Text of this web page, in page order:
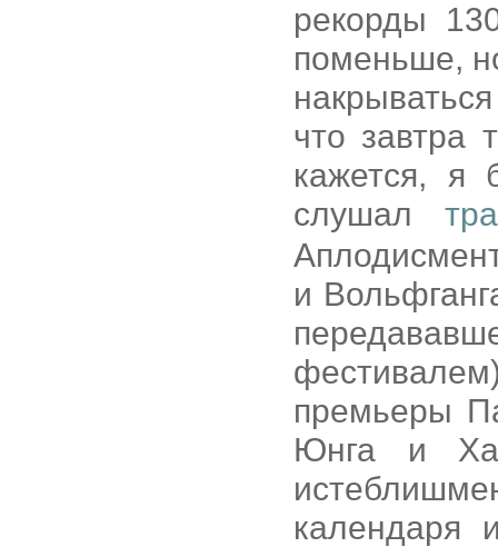
рекорды
поменьше,
что завтра
кажется, я
слушал
и
премьеры
Юнга и
календаря